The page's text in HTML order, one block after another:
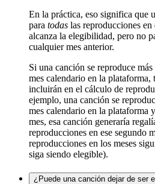
En la práctica, eso significa que
para todas las reproducciones
alcanza la elegibilidad, pero no
cualquier mes anterior.
Si una canción se reproduce
mes calendario en la plataforma,
incluirán en el cálculo de
ejemplo, una canción se
mes calendario en la plataforma
mes, esa canción generaría
reproducciones en ese segundo
reproducciones en los meses
siga siendo elegible).
¿Puede una canción dejar de ser